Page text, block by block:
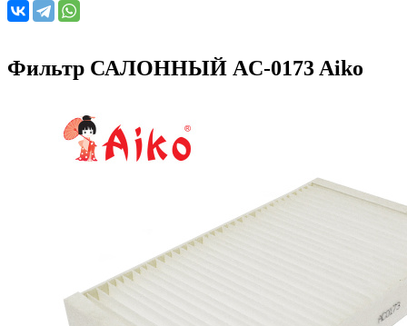
Фильтр САЛОННЫЙ AC-0173 Aiko